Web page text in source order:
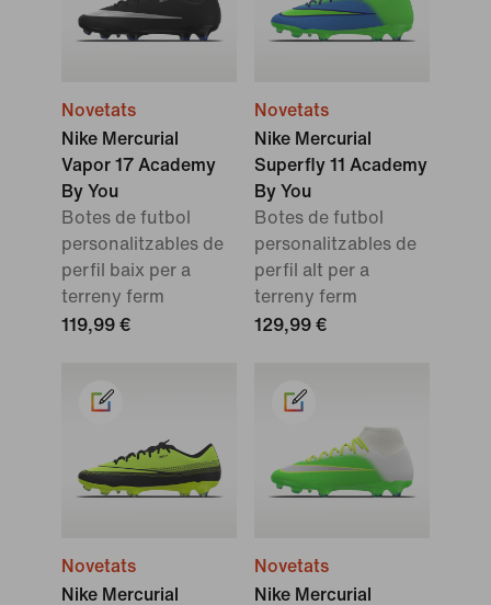
Novetats
Nike Mercurial
Vapor 17 Academy
By You
Botes de futbol
personalitzables de
perfil baix per a
terreny ferm
119,99 €
Novetats
Nike Mercurial
Superfly 11 Academy
By You
Botes de futbol
personalitzables de
perfil alt per a
terreny ferm
129,99 €
Novetats
Nike Mercurial
Novetats
Nike Mercurial